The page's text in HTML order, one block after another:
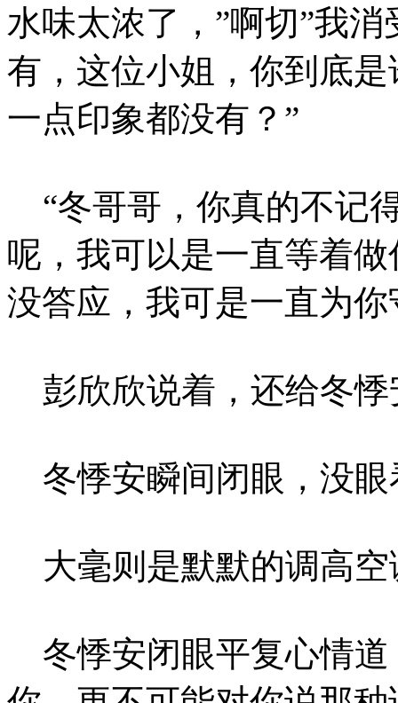
水味太浓了，”啊切”我
有，这位小姐，你到底
一点印象都没有？”
“冬哥哥，你真的不记
呢，我可以是一直等着
没答应，我可是一直为
彭欣欣说着，还给冬悸
冬悸安瞬间闭眼，没眼
大毫则是默默的调高空
冬悸安闭眼平复心情道